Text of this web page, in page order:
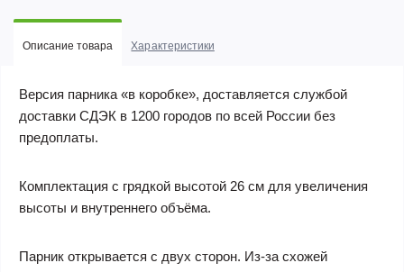
Описание товара Характеристики
Версия парника «в коробке», доставляется службой
доставки СДЭК в 1200 городов по всей России без
предоплаты.
Комплектация с грядкой высотой 26 см для увеличения
высоты и внутреннего объёма.
Парник открывается с двух сторон. Из-за схожей